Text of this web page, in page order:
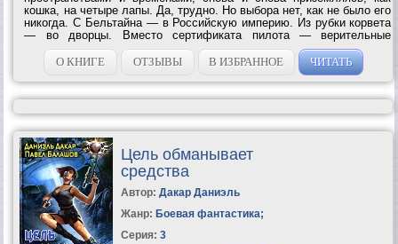
кошка, на четыре лапы. Да, трудно. Но выбора нет, как не было его
никогда. С Бельтайна — в Российскую империю. Из рубки корвета
— во дворцы. Вместо сертификата пилота — верительные
грамоты посла. Минус погоны — плюс новое имя. Минус
определенность — плюс...
О КНИГЕ ОТЗЫВЫ В ИЗБРАННОЕ ЧИТАТЬ
Цель обманывает
средства
Автор: Дакар Даниэль
Жанр: Боевая фантастика;
Серия: 3